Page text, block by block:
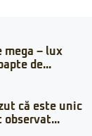
mega – lux
de...
că este unic
observat...